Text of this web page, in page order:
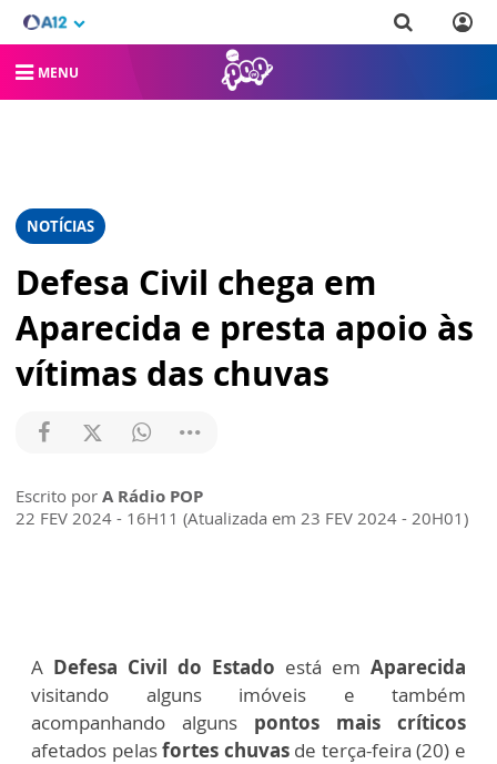
MENU
NOTÍCIAS
Defesa Civil chega em
Aparecida e presta apoio às
vítimas das chuvas
Escrito por A Rádio POP
22 FEV 2024 - 16H11 (Atualizada em 23 FEV 2024 - 20H01)
A Defesa Civil do Estado está em Aparecida
visitando alguns imóveis e também
acompanhando alguns pontos mais críticos
afetados pelasfortes chuvasde terça-feira (20) e